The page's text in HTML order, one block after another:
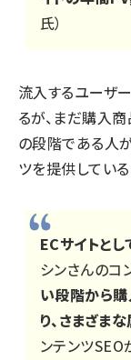
氏）
流入するユーザ
るが、まだ購入商
の段階である人
ツを提供している
ECサイトと
シンさんのコ
い段階から
り、さまざま
ンテンツSEO